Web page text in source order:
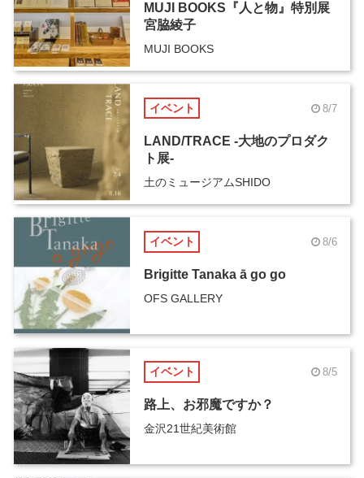
MUJI BOOKS『人と物』特別展
宮脇綾子
MUJI BOOKS
イベント 8/7
LAND/TRACE -大地のプロダク
ト展-
土のミュージアムSHIDO
イベント 8/6
Brigitte Tanaka ā go go
OFS GALLERY
イベント 8/5
路上、お邪魔ですか？
金沢21世紀美術館